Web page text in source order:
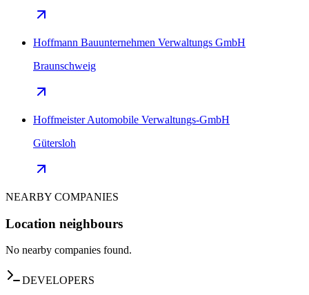
Hoffmann Bauunternehmen Verwaltungs GmbH
Braunschweig
Hoffmeister Automobile Verwaltungs-GmbH
Gütersloh
NEARBY COMPANIES
Location neighbours
No nearby companies found.
DEVELOPERS